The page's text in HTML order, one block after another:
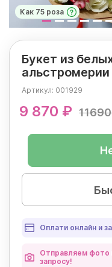
Как 75 роза
Букет из
альстромерии
Артикул: 001929
9 870 ₽
Оплати онлайн и
Отправляем фото
запросу!